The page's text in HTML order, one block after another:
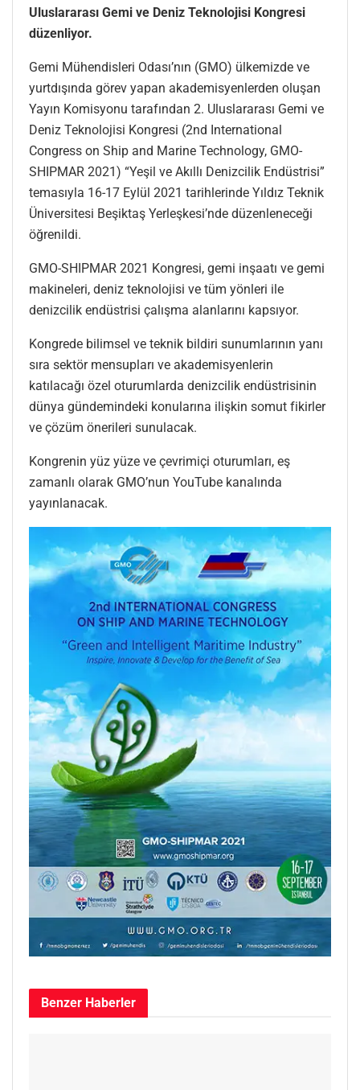
Uluslararası Gemi ve Deniz Teknolojisi Kongresi
düzenliyor.
Gemi Mühendisleri Odası’nın (GMO) ülkemizde ve
yurtdışında görev yapan akademisyenlerden oluşan
Yayın Komisyonu tarafından 2. Uluslararası Gemi ve
Deniz Teknolojisi Kongresi (2nd International
Congress on Ship and Marine Technology, GMO-
SHIPMAR 2021) “Yeşil ve Akıllı Denizcilik Endüstrisi”
temasıyla 16-17 Eylül 2021 tarihlerinde Yıldız Teknik
Üniversitesi Beşiktaş Yerleşkesi’nde düzenleneceği
öğrenildi.
GMO-SHIPMAR 2021 Kongresi, gemi inşaatı ve gemi
makineleri, deniz teknolojisi ve tüm yönleri ile
denizcilik endüstrisi çalışma alanlarını kapsıyor.
Kongrede bilimsel ve teknik bildiri sunumlarının yanı
sıra sektör mensupları ve akademisyenlerin
katılacağı özel oturumlarda denizcilik endüstrisinin
dünya gündemindeki konularına ilişkin somut fikirler
ve çözüm önerileri sunulacak.
Kongrenin yüz yüze ve çevrimiçi oturumları, eş
zamanlı olarak GMO’nun YouTube kanalında
yayınlanacak.
Benzer Haberler